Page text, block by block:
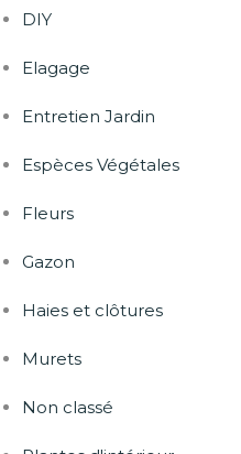
DIY
Elagage
Entretien Jardin
Espèces Végétales
Fleurs
Gazon
Haies et clôtures
Murets
Non classé